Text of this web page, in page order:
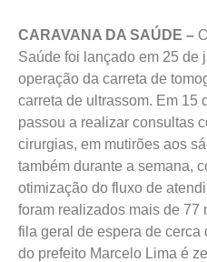
CARAVANA DA SAÚDE –
Saúde foi lançado em 25 de
operação da carreta de
carreta de ultrassom. Em 15
passou a realizar consultas
cirurgias, em mutirões aos
também durante a semana,
otimização do fluxo de
foram realizados mais de 77
fila geral de espera de cerca
do prefeito Marcelo Lima é